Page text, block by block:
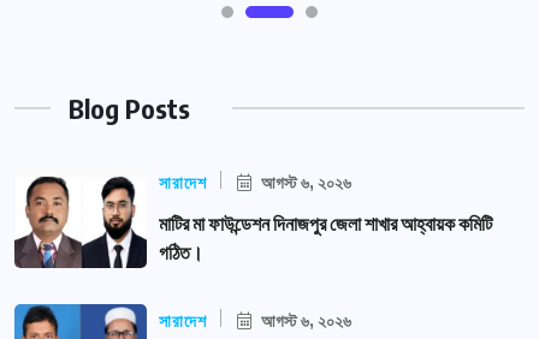
Blog Posts
সারাদেশ আগস্ট ৬, ২০২৬
মাটির মা ফাউন্ডেশন দিনাজপুর জেলা শাখার আহ্বায়ক কমিটি
গঠিত।
সারাদেশ আগস্ট ৬, ২০২৬